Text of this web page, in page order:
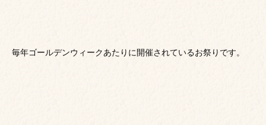
毎年ゴールデンウィークあたりに開催されているお祭りです。